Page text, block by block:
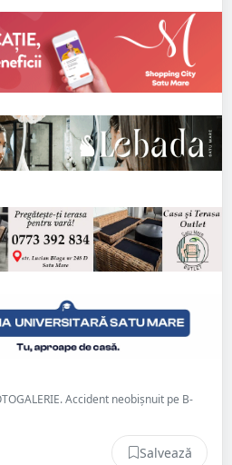
Accident neobișnuit pe B-
Salvează